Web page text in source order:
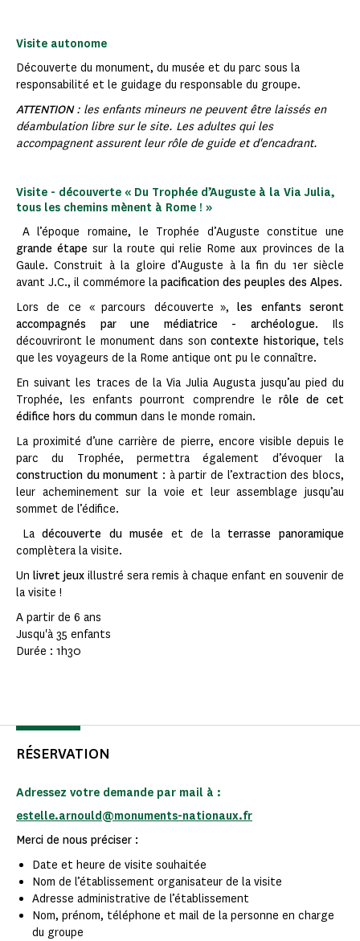
Visite autonome
Découverte du monument, du musée et du parc sous la
responsabilité et le guidage du responsable du groupe.
ATTENTION: les enfants mineurs ne peuvent être laissés en
déambulation libre sur le site. Les adultes qui les
accompagnent assurent leur rôle de guide et d'encadrant.
Visite - découverte « Du Trophée d’Auguste à la Via Julia,
tous les chemins mènent à Rome ! »
A l’époque romaine, le Trophée d’Auguste constitue une
grande étapesur la route qui relie Rome aux provinces de la
Gaule. Construit à la gloire d’Auguste à la fin du 1er siècle
avant J.C., il commémore la pacification des peuples des Alpes.
Lors de ce « parcours découverte »,les enfants seront
accompagnés par une médiatrice - archéologue. Ils
découvriront le monument dans soncontexte historique, tels
que les voyageurs de la Rome antique ont pu le connaître.
En suivant les traces de la Via Julia Augusta jusqu’au pied du
Trophée, les enfants pourront comprendre le rôle de cet
édifice hors du commun dans le monde romain.
La proximité d’une carrière de pierre, encore visible depuis le
parc du Trophée, permettra également d’évoquer la
construction du monument : à partir de l’extraction des blocs,
leur acheminement sur la voie et leur assemblage jusqu’au
sommet de l’édifice.
Ladécouverte du musée et de la terrasse panoramique
complètera la visite.
Un livret jeux illustré sera remis à chaque enfant en souvenir de
la visite !
A partir de 6 ans
Jusqu'à 35 enfants
Durée : 1h30
RÉSERVATION
Adressez votre demande par mail à :
estelle.arnould@monuments-nationaux.fr
Merci de nous préciser :
Date et heure de visite souhaitée
Nom de l’établissement organisateur de la visite
Adresse administrative de l’établissement
Nom, prénom, téléphone et mail de la personne en charge
du groupe